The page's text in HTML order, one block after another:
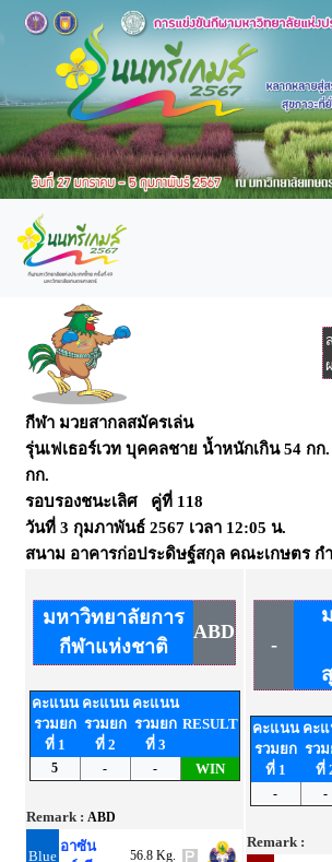
กีฬา มวยสากลสมัครเล่น
รุ่นเฟเธอร์เวท บุคคลชาย น้ำหนักเกิน 54 กก
กก.
รอบรองชนะเลิศ คู่ที่ 118
วันที่ 3 กุมภาพันธ์ 2567 เวลา 12:05 น.
สนาม อาคารก่อประดิษฐ์สกุล คณะเกษตร ก
มหาวิทยาลัยการ
กีฬาแห่งชาติ
ABD
คะแนน
รวมยก
ที่ 1
คะแนน
รวมยก
ที่ 2
คะแนน
รวมยก
ที่ 3
RESULT
5 - - WIN
Remark : ABD
Blue
อาซัน
56.8 Kg.
-
คะแนน
รวมยก
ที่ 1
คะ
รว
ที่
- -
Remark :